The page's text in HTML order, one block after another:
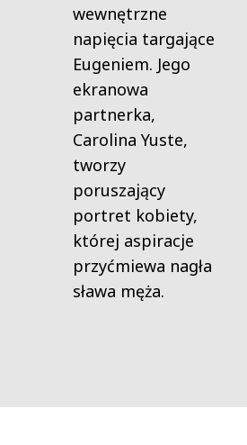
wewnętrzne
napięcia targające
Eugeniem. Jego
ekranowa
partnerka,
Carolina Yuste,
tworzy
poruszający
portret kobiety,
której aspiracje
przyćmiewa nagła
sława męża.